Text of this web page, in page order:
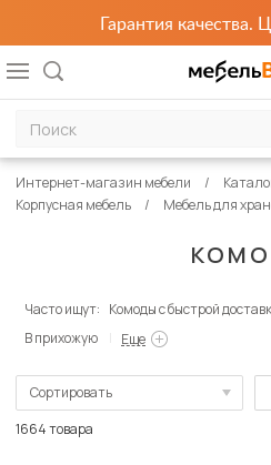
Гарантия
Интернет-магазин мебели
Корпусная мебель
Мебель для
Часто ищут: Комоды с быстрой
В прихожую
Еще
Сортировать
1664 товара